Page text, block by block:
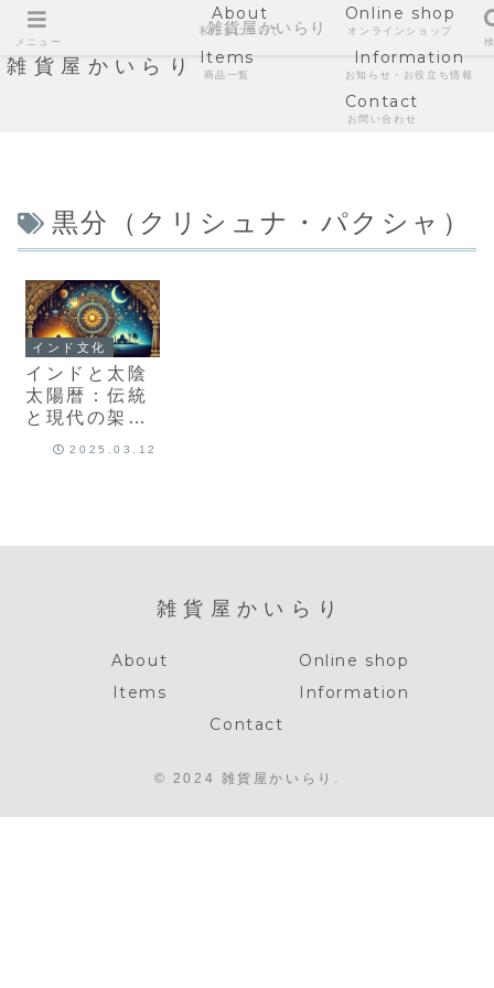
雑貨屋かいらり
About
私たちについて
Online shop
オンラインショップ
Items
商品一覧
Information
お知らせ・お役立ち情報
Contact
お問い合わせ
黒分（クリシュナ・パクシャ）
インド文化
インドと太陰
太陽暦：伝統
と現代の架け
2025.03.12
雑貨屋かいらり
About
Online shop
Items
Information
Contact
© 2024 雑貨屋かいらり.
メニュー
雑貨屋かいらり